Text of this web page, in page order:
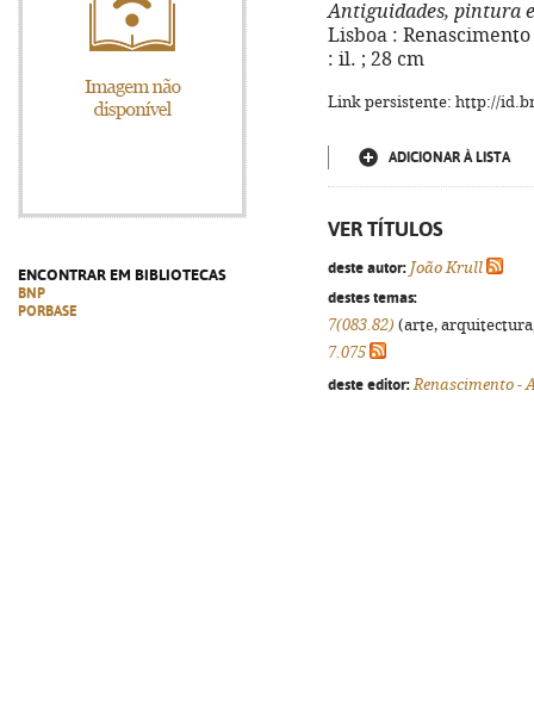
ENCONTRAR EM BIBLIOTECAS
BNP
PORBASE
Antiguidades, pintura
Lisboa :
: il. ; 28 cm
Link persistente: http://
ADICIONAR À LISTA
VER TÍTULOS
deste autor: João Krull
destes temas:
7(083.82) (arte,
7.075
deste editor: Renascimento -